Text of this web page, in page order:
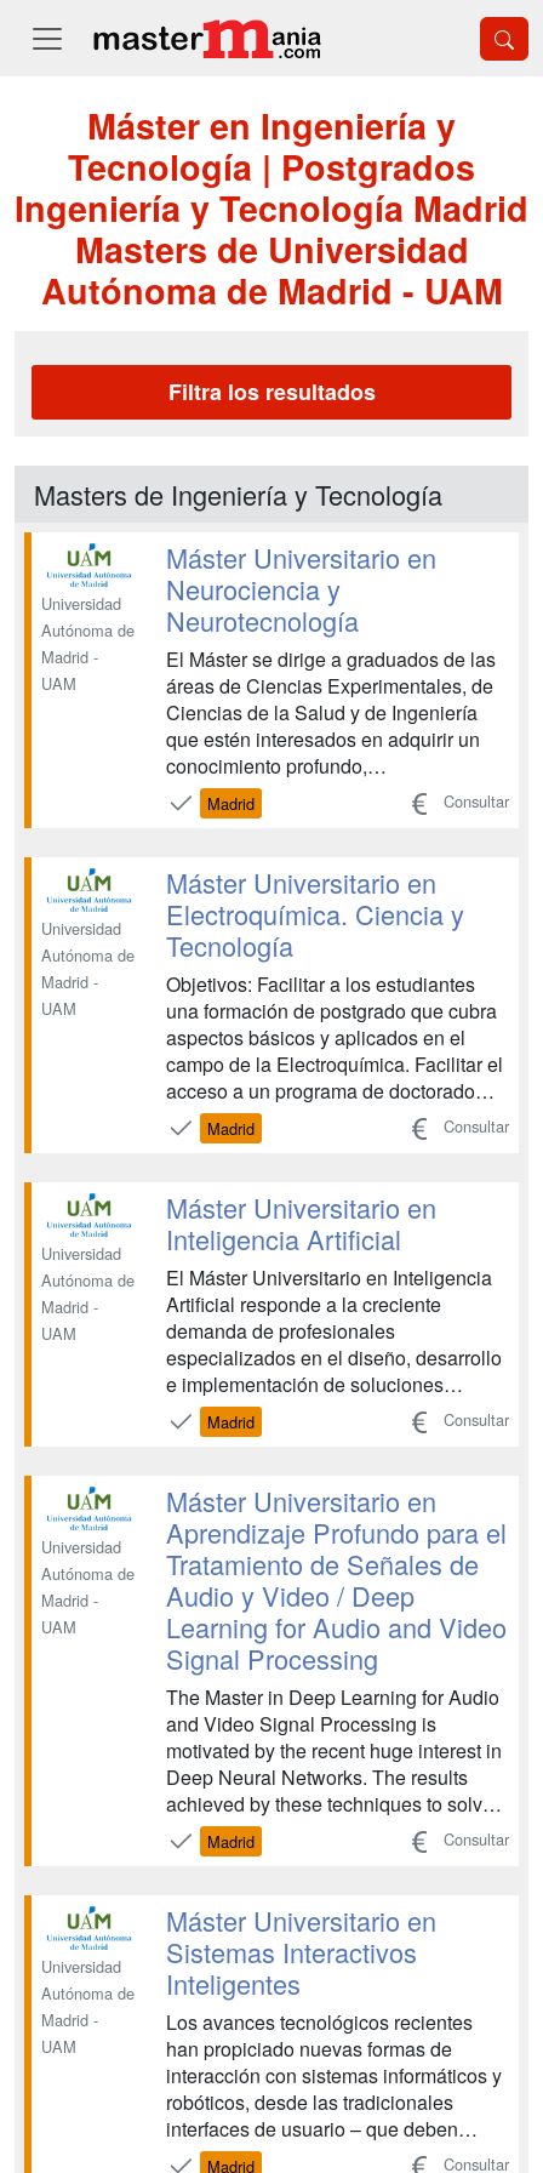
Máster en Ingeniería y
Tecnología | Postgrados
Ingeniería y Tecnología Madrid
Masters de Universidad
Autónoma de Madrid - UAM
Filtra los resultados
Masters de Ingeniería y Tecnología
Universidad
Autónoma de
Madrid -
UAM
Máster Universitario en
Neurociencia y
Neurotecnología
El Máster se dirige a graduados de las
áreas de Ciencias Experimentales, de
Ciencias de la Salud y de Ingeniería
que estén interesados en adquirir un
conocimiento profundo,
multidisciplinario y actual del Sistema
Nervioso y de las tecnologías usadas
estudios está diseñado con el objetivo
de impartir una formaci...
Madrid Consultar
Universidad
Autónoma de
Madrid -
UAM
Máster Universitario en
Electroquímica. Ciencia y
Tecnología
Objetivos: Facilitar a los estudiantes
una formación de postgrado que cubra
aspectos básicos y aplicados en el
campo de la Electroquímica. Facilitar el
acceso a un programa de doctorado
como el de Electroquímica. Ciencia y
Tecnología (ECyT) con las suficientes
aplicada en el campo de la
Electroquímica para que el estudiante
de...
Madrid Consultar
Universidad
Autónoma de
Madrid -
UAM
Máster Universitario en
Inteligencia Artificial
El Máster Universitario en Inteligencia
Artificial responde a la creciente
demanda de profesionales
especializados en el diseño, desarrollo
e implementación de soluciones
basadas en inteligencia artificial. El
auge de esta tecnología genera una
capacitados, tanto en el sector
académico como en el industrial, para
abo...
Madrid Consultar
Universidad
Autónoma de
Madrid -
UAM
Máster Universitario en
Aprendizaje Profundo para el
Tratamiento de Señales de
Audio y Video / Deep
Learning for Audio and Video
Signal Processing
The Master in Deep Learning for Audio
and Video Signal Processing is
motivated by the recent huge interest in
Deep Neural Networks. The results
achieved by these techniques to solve
problems related to automatic analysis
of acoustic and visual signals have
by previous techniques, which has
meant an unprecedente...
Madrid Consultar
Universidad
Autónoma de
Madrid -
UAM
Máster Universitario en
Sistemas Interactivos
Inteligentes
Los avances tecnológicos recientes
han propiciado nuevas formas de
interacción con sistemas informáticos y
robóticos, desde las tradicionales
interfaces de usuario – que deben
diseñarse asegurando su usabilidad y
Madrid Consultar